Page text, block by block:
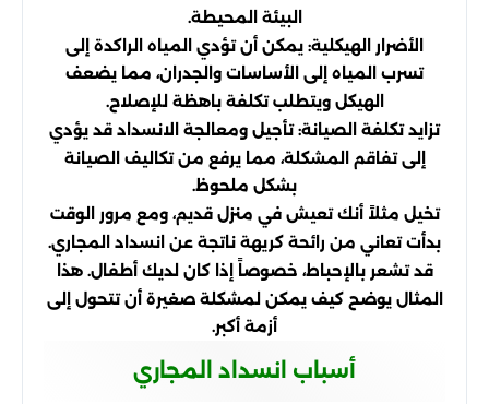
البيئة المحيطة.
الأضرار الهيكلية: يمكن أن تؤدي المياه الراكدة إلى
تسرب المياه إلى الأساسات والجدران، مما يضعف
الهيكل ويتطلب تكلفة باهظة للإصلاح.
تزايد تكلفة الصيانة: تأجيل ومعالجة الانسداد قد يؤدي
إلى تفاقم المشكلة، مما يرفع من تكاليف الصيانة
بشكل ملحوظ.
تخيل مثلاً أنك تعيش في منزل قديم، ومع مرور الوقت
بدأت تعاني من رائحة كريهة ناتجة عن انسداد المجاري.
قد تشعر بالإحباط، خصوصاً إذا كان لديك أطفال. هذا
المثال يوضح كيف يمكن لمشكلة صغيرة أن تتحول إلى
أزمة أكبر.
أسباب انسداد المجاري